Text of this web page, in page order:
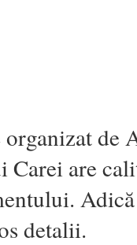
organizat de
are
detalii.